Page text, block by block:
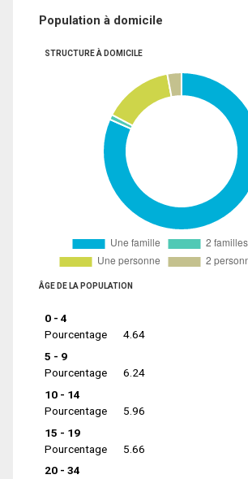
Population à domicile
STRUCTURE À DOMICILE
ÂGE DE LA POPULATION
0 - 4
Pourcentage
4.64
5 - 9
Pourcentage
6.24
10 - 14
Pourcentage
5.96
15 - 19
Pourcentage
5.66
20 - 34